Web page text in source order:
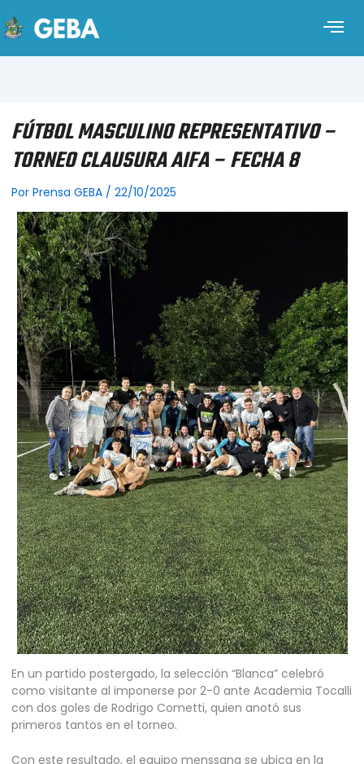
FÚTBOL MASCULINO REPRESENTATIVO –
TORNEO CLAUSURA AIFA – FECHA 8
Por Prensa GEBA / 22/10/2025
En un partido postergado, la selección “Blanca” celebró
como visitante al imponerse por 2-0 ante Academia Tocalli
con dos goles de Rodrigo Cometti, quien anotó sus
primeros tantos en el torneo.
Con este resultado, el equipo menssana se ubica en la